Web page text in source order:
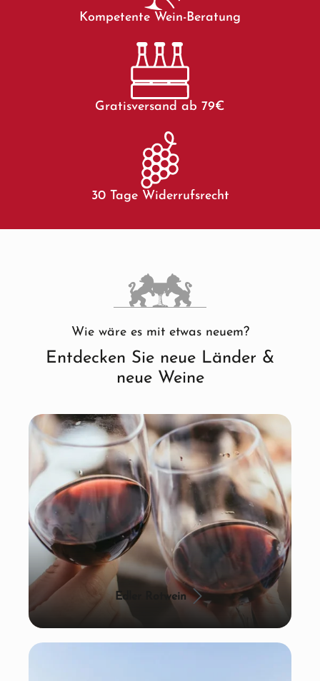
Kompetente Wein-Beratung
Gratisversand ab 79€
30 Tage Widerrufsrecht
Wie wäre es mit etwas neuem?
Entdecken Sie neue Länder &
neue Weine
Edler Rotwein